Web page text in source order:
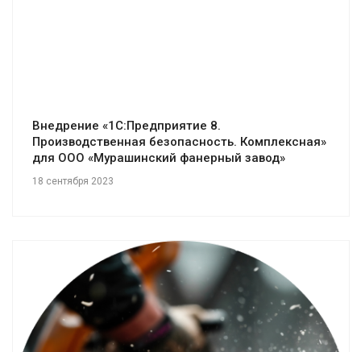
Внедрение «1С:Предприятие 8.
Производственная безопасность. Комплексная»
для ООО «Мурашинский фанерный завод»
18 сентября 2023